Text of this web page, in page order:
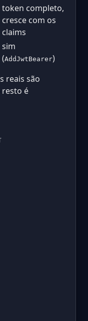
token completo,
cresce com os
claims
sim
(AddJwtBearer)
reais são
resto é